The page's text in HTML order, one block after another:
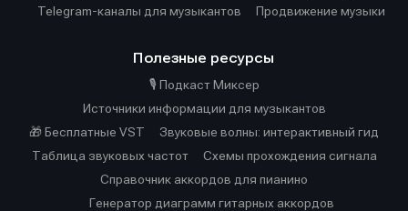
Telegram-каналы для музыкантов
Продвижение музыки
Полезные ресурсы
🎙️ Подкаст Миксер
Источники информации для музыкантов
🎁 Бесплатные VST
Звуковые волны: интерактивный гид
Таблица звуковых частот
Cхемы прохождения сигнала
Справочник аккордов для пианино
Генератор диаграмм гитарных аккордов